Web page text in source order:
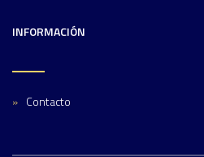
INFORMACIÓN
Contacto